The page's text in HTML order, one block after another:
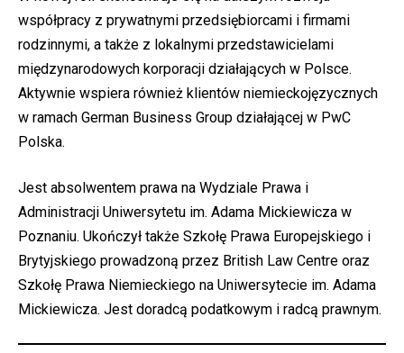
współpracy z prywatnymi przedsiębiorcami i firmami
rodzinnymi, a także z lokalnymi przedstawicielami
międzynarodowych korporacji działających w Polsce.
Aktywnie wspiera również klientów niemieckojęzycznych
w ramach German Business Group działającej w PwC
Polska.
Jest absolwentem prawa na Wydziale Prawa i
Administracji Uniwersytetu im. Adama Mickiewicza w
Poznaniu. Ukończył także Szkołę Prawa Europejskiego i
Brytyjskiego prowadzoną przez British Law Centre oraz
Szkołę Prawa Niemieckiego na Uniwersytecie im. Adama
Mickiewicza. Jest doradcą podatkowym i radcą prawnym.